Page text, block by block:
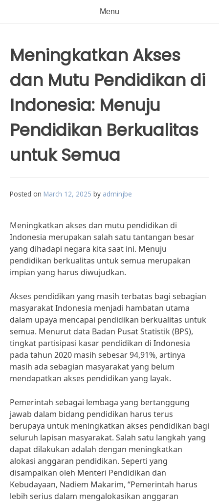
Menu
Meningkatkan Akses
dan Mutu Pendidikan di
Indonesia: Menuju
Pendidikan Berkualitas
untuk Semua
Posted on March 12, 2025 by adminjbe
Meningkatkan akses dan mutu pendidikan di
Indonesia merupakan salah satu tantangan besar
yang dihadapi negara kita saat ini. Menuju
pendidikan berkualitas untuk semua merupakan
impian yang harus diwujudkan.
Akses pendidikan yang masih terbatas bagi sebagian
masyarakat Indonesia menjadi hambatan utama
dalam upaya mencapai pendidikan berkualitas untuk
semua. Menurut data Badan Pusat Statistik (BPS),
tingkat partisipasi kasar pendidikan di Indonesia
pada tahun 2020 masih sebesar 94,91%, artinya
masih ada sebagian masyarakat yang belum
mendapatkan akses pendidikan yang layak.
Pemerintah sebagai lembaga yang bertanggung
jawab dalam bidang pendidikan harus terus
berupaya untuk meningkatkan akses pendidikan bagi
seluruh lapisan masyarakat. Salah satu langkah yang
dapat dilakukan adalah dengan meningkatkan
alokasi anggaran pendidikan. Seperti yang
disampaikan oleh Menteri Pendidikan dan
Kebudayaan, Nadiem Makarim, “Pemerintah harus
lebih serius dalam mengalokasikan anggaran